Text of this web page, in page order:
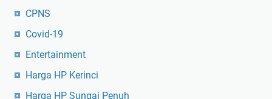
CPNS
Covid-19
Entertainment
Harga HP Kerinci
Harga HP Sungai Penuh